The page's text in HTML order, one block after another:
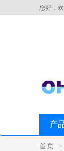
您好，
产
首页